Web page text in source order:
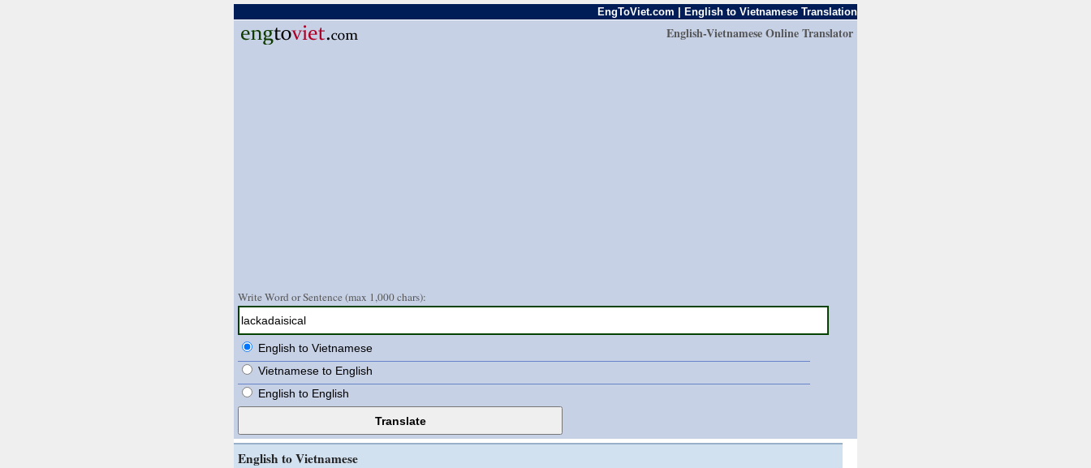
EngToViet.com | English to Vietnamese Translation
English-Vietnamese Online Translator
Write Word or Sentence (max 1,000 chars):
English to Vietnamese
Vietnamese to English
English to English
English to Vietnamese